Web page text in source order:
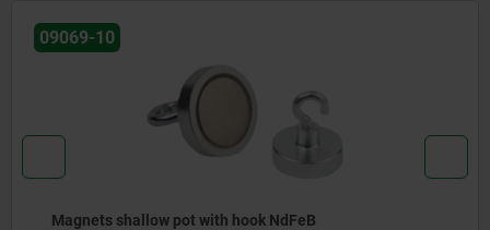
Magnets shallow pot with thread hard ferrite